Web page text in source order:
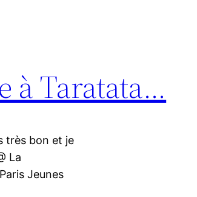
à Taratata…
très bon et je
La
Jeunes